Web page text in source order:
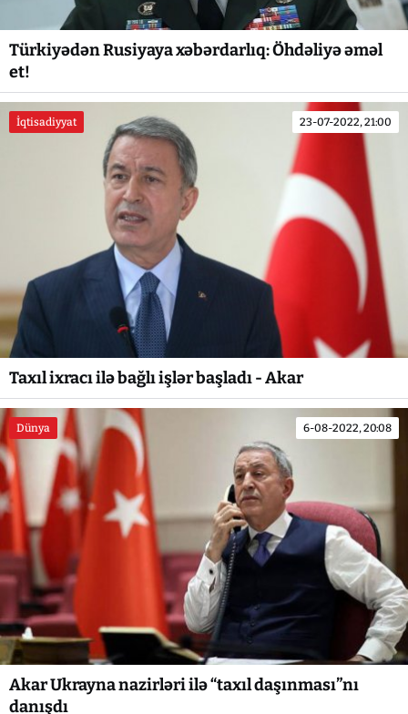
Türkiyədən Rusiyaya xəbərdarlıq: Öhdəliyə əməl
et!
İqtisadiyyat 23-07-2022, 21:00
Taxıl ixracı ilə bağlı işlər başladı - Akar
Dünya 6-08-2022, 20:08
Akar Ukrayna nazirləri ilə “taxıl daşınması”nı
danışdı